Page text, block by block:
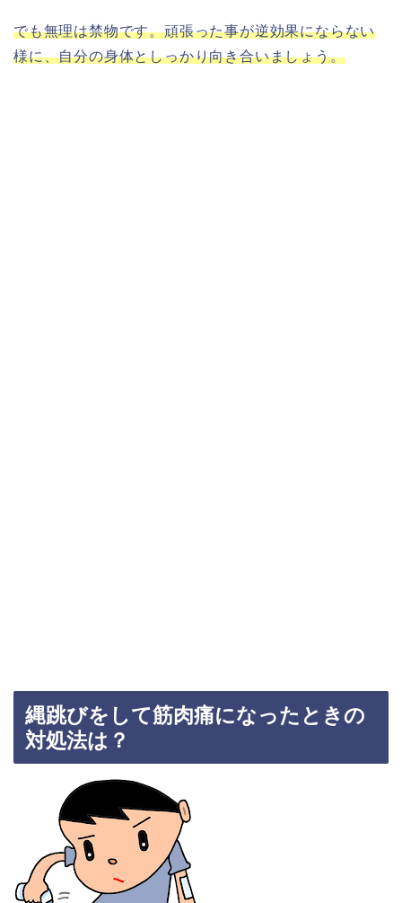
でも無理は禁物です。頑張った事が逆効果にならない
様に、自分の身体としっかり向き合いましょう。
縄跳びをして筋肉痛になったときの
対処法は？